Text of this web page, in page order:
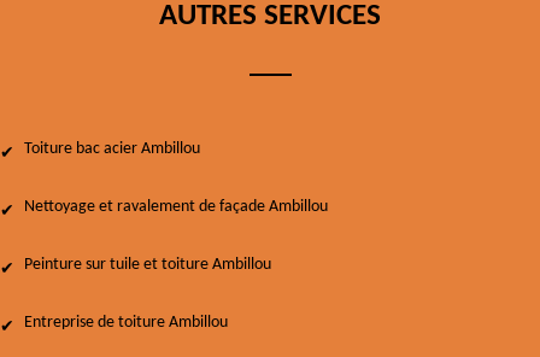
AUTRES SERVICES
Toiture bac acier Ambillou
Nettoyage et ravalement de façade Ambillou
Peinture sur tuile et toiture Ambillou
Entreprise de toiture Ambillou